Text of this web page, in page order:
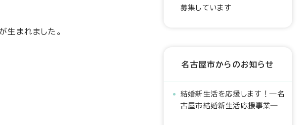
生まれました。
募集しています
名古屋市からのお知らせ
結婚新生活を応援します！―名
古屋市結婚新生活応援事業―